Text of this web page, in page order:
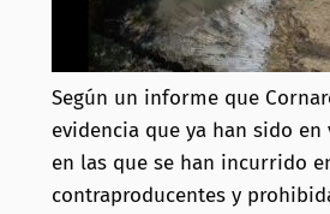
Según un informe que
evidencia que ya han sido en
en las que se han incurrido
contraproducentes y